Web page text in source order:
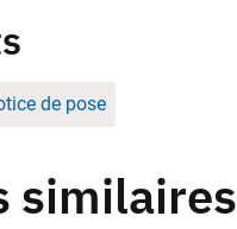
de pose
similaires